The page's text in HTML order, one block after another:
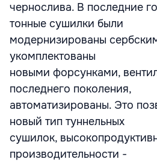
чернослива. В последние
тонные сушилки были
модернизированы
укомплектованы
новыми форсунками,
последнего поколения,
автоматизированы. Это
новый тип туннельных
сушилок,
производительности -